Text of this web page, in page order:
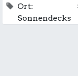
Ort:
Sonnendecks